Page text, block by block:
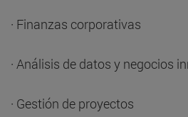
· Finanzas corporativas
· Análisis de datos y negocios
· Gestión de proyectos